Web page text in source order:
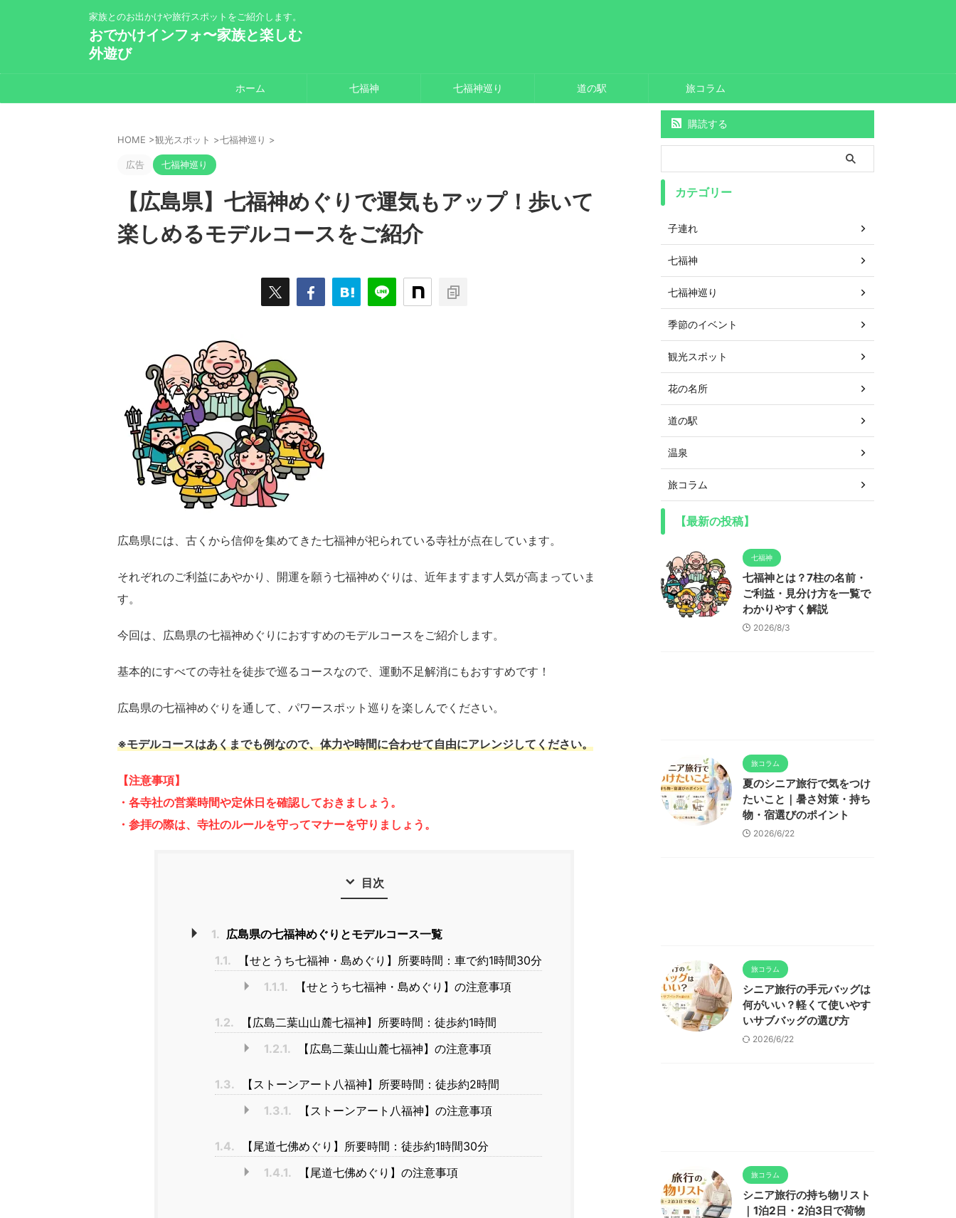
家族とのお出かけや旅行スポットをご紹介します。
おでかけインフォ〜家族と楽しむ
外遊び
ホーム 七福神 七福神巡り 道の駅 旅コラム
HOME >観光スポット >七福神巡り >
広告 七福神巡り
【広島県】七福神めぐりで運気もアップ！歩いて
楽しめるモデルコースをご紹介
広島県には、古くから信仰を集めてきた七福神が祀られている寺社が点在しています。
それぞれのご利益にあやかり、開運を願う七福神めぐりは、近年ますます人気が高まっていま
す。
今回は、広島県の七福神めぐりにおすすめのモデルコースをご紹介します。
基本的にすべての寺社を徒歩で巡るコースなので、運動不足解消にもおすすめです！
広島県の七福神めぐりを通して、パワースポット巡りを楽しんでください。
※モデルコースはあくまでも例なので、体力や時間に合わせて自由にアレンジしてください。
【注意事項】
・各寺社の営業時間や定休日を確認しておきましょう。
・参拝の際は、寺社のルールを守ってマナーを守りましょう。
目次
1. 広島県の七福神めぐりとモデルコース一覧
1.1.
【せとうち七福神・島めぐり】所要時間：車で約1時間30分
1.1.1.
【せとうち七福神・島めぐり】の注意事項
1.2.
【広島二葉山山麓七福神】所要時間：徒歩約1時間
1.2.1.
【広島二葉山山麓七福神】の注意事項
1.3.
【ストーンアート八福神】所要時間：徒歩約2時間
1.3.1.
【ストーンアート八福神】の注意事項
1.4.
【尾道七佛めぐり】所要時間：徒歩約1時間30分
1.4.1.
【尾道七佛めぐり】の注意事項
購読する
カテゴリー
子連れ
七福神
七福神巡り
季節のイベント
観光スポット
花の名所
道の駅
温泉
旅コラム
【最新の投稿】
七福神
七福神とは？7柱の名前・
ご利益・見分け方を一覧で
わかりやすく解説
2026/8/3
旅コラム
夏のシニア旅行で気をつけ
たいこと｜暑さ対策・持ち
物・宿選びのポイント
2026/6/22
旅コラム
シニア旅行の手元バッグは
何がいい？軽くて使いやす
いサブバッグの選び方
2026/6/22
旅コラム
シニア旅行の持ち物リスト
｜1泊2日・2泊3日で荷物